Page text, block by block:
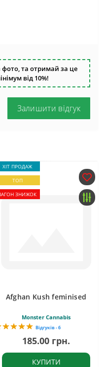
та отримай за це
від 10%!
Залишити відгук
ХІТ ПРОДАЖ
ТОП
ЗНИЖОК
Afghan Kush feminised
Monster Cannabis
Відгуків - 6
185.00 грн.
КУПИТИ